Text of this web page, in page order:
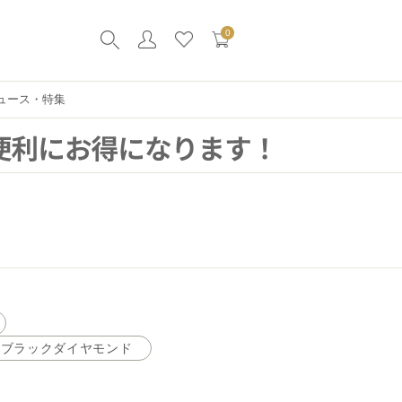
0
ース・特集
ブラックダイヤモンド